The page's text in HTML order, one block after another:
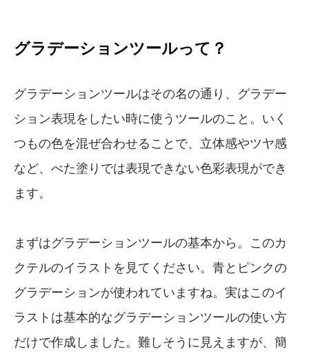
グラデーションツールって？
グラデーションツールはその名の通り、グラデー
ション表現をしたい時に使うツールのこと。いく
つもの色を混ぜ合わせることで、立体感やツヤ感
など、べた塗りでは表現できない色彩表現ができ
ます。
まずはグラデーションツールの基本から。このカ
クテルのイラストを見てください。青とピンクの
グラデーションが使われていますね。実はこのイ
ラストは基本的なグラデーションツールの使い方
だけで作成しました。難しそうに見えますが、簡